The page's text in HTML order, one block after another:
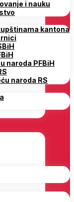
i nauku
kantona
naroda PFBiH
naroda RS